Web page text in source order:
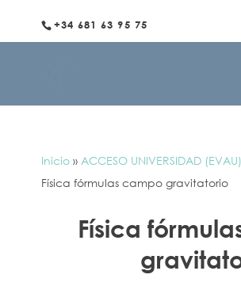
+34 681 63 95 75
Inicio » ACCESO UNIVERSIDAD (EVAU)
Física fórmulas campo gravitatorio
Física